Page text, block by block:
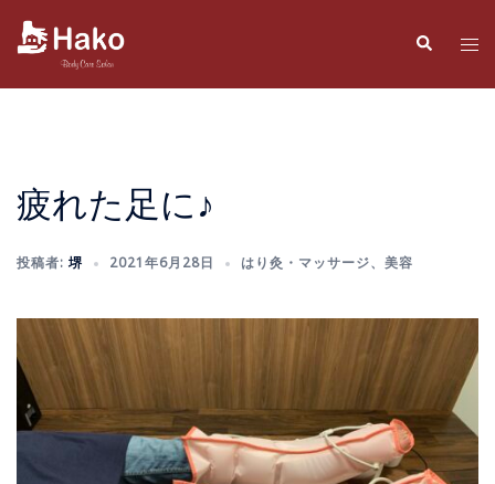
検
索
ト
疲れた足に♪
投稿者: 堺 2021年6月28日 はり灸・マッサージ、 美容